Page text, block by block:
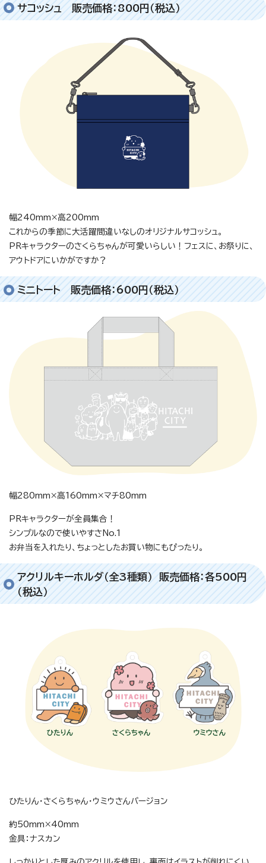
サコッシュ 販売価格：800円（税込）
幅240mm×高200mm
これからの季節に大活躍間違いなしのオリジナルサコッシュ。
PRキャラクターのさくらちゃんが可愛いらしい！フェスに、お祭りに、
アウトドアにいかがですか？
ミニトート 販売価格：600円（税込）
幅280mm×高160mm×マチ80mm
PRキャラクターが全員集合！
シンプルなので使いやすさNo.1
お弁当を入れたり、ちょっとしたお買い物にもぴったり。
アクリルキーホルダ（全3種類） 販売価格：各500円
（税込）
ひたりん・さくらちゃん・ウミウさんバージョン
約50mm×40mm
金具：ナスカン